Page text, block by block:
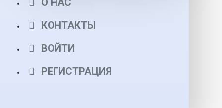
О НАС
КОНТАКТЫ
ВОЙТИ
РЕГИСТРАЦИЯ